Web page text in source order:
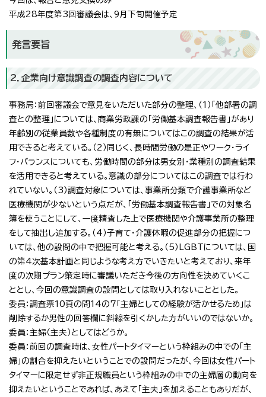
平成28年度第3回審議会は、9月下旬開催予定
発言要旨
2．企業向け意識調査の調査内容について
事務局：前回審議会で意見をいただいた部分の整理、（1）「他部署の調
査との整理」については、商業労政課の「労働基本調査報告書」があり
年齢別の従業員数や各種制度の有無についてはこの調査の結果が活
用できると考えている。（2）同じく、長時間労働の是正やワーク・ライ
フ・バランスについても、労働時間の部分は男女別・業種別の調査結果
を活用できると考えている。意識の部分についてはこの調査では行わ
れていない。（3）調査対象については、事業所分類で介護事業所など
医療機関が少ないという点だが、「労働基本調査報告書」での対象名
簿を使うことにして、一度精査した上で医療機関や介護事業所の整理
をして抽出し追加する。（4）子育て・介護休暇の促進部分の把握につ
いては、他の設問の中で把握可能と考える。（5）LGBTについては、国
の第4次基本計画と同じような考え方でいきたいと考えており、来年
度の次期プラン策定時に審議いただき今後の方向性を決めていくこ
ととし、今回の意識調査の設問としては取り入れないこととした。
委員：調査票10頁の問14の7「主婦としての経験が活かせるため」は
削除するか男性の回答欄に斜線を引くかした方がいいのではないか。
委員：主婦（主夫）としてはどうか。
委員：前回の調査時は、女性パートタイマーという枠組みの中での「主
婦」の割合を抑えたいということでの設問だったが、今回は女性パート
タイマーに限定せず非正規職員という枠組みの中での主婦層の動向を
抑えたいということであれば、あえて「主夫」を加えることもありだが、